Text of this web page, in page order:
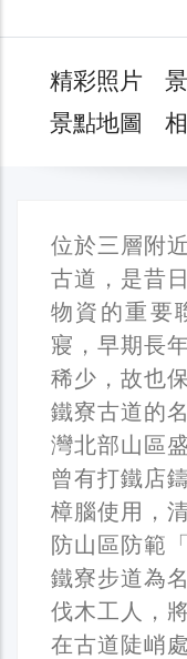
精彩照片
景點地圖
位於三層附
古道，是昔
物資的重要
寢，早期長
稀少，故也
鐵寮古道的
灣北部山區
曾有打鐵店
樟腦使用，
防山區防範
鐵寮步道為
伐木工人，
在古道陡峭